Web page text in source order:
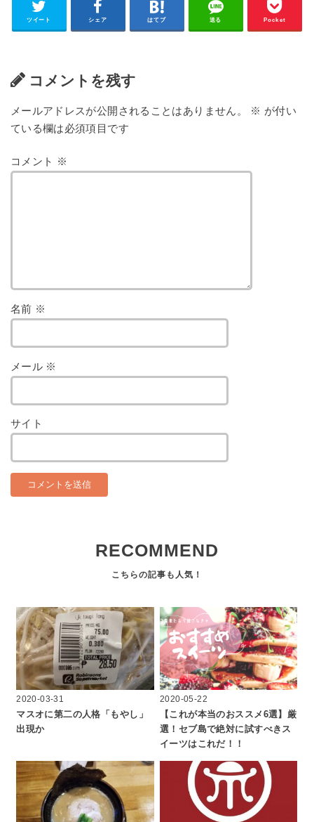
ツイート シェア はてブ 送る Pocket
コメントを残す
メールアドレスが公開されることはありません。 ※ が付い
ている欄は必須項目です
コメント ※
名前 ※
メール ※
サイト
RECOMMEND
2020-03-31
マスオに第二の人格「もやし」
出現か
2020-05-22
【これが本当のおススメ6選】厳
選！セブ島で絶対に試すべきス
イーツはこれだ！！